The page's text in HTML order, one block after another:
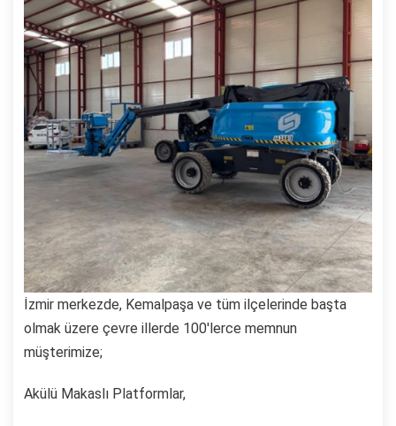
İzmir merkezde, Kemalpaşa ve tüm ilçelerinde başta
olmak üzere çevre illerde 100'lerce memnun
müşterimize;
Akülü Makaslı Platformlar,